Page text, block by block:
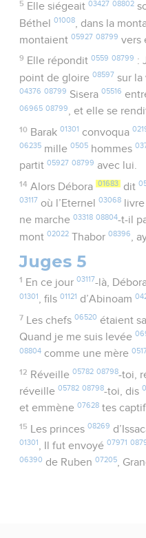
5 Elle siégeait 03427 08802
Béthel01008 , dans la
montaient05927 08799 vers
9 Elle répondit 0559 08799 :
point de gloire08597 sur
04376 08799 Sisera05516
06965 08799, et elle se
10 Barak 01301 convoqua
06235 mille0505 hommes
partit05927 08799 avec lui.
14 Alors Débora 01683 dit
03117 où l’Eternel03068
ne marche03318 08804-t-il
mont02022 Thabor08396 ,
Juges 5
1 En ce jour 03117-là,
01301, fils01121 d’Abinoam
7 Les chefs 06520 étaient
Quand je me suis levée
08804 comme une mère
12 Réveille 05782 08798-toi,
réveille05782 08798-toi, dis
et emmène07628 tes
15 Les princes 08269
01301 , Il fut envoyé07971
06390 de Ruben07205,